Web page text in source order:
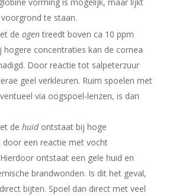
te staan.
de ogentreedt boven ca 10 ppm
hogere concentraties kan de cornea
Door reactie tot salpeterzuur
geel verkleuren. Ruim spoelen met
via oogspoel-lenzen, is dan
de huidontstaat bij hoge
door een reactie met vocht
ontstaat een gele huid en
brandwonden. Is dit het geval,
bijten. Spoel dan direct met veel